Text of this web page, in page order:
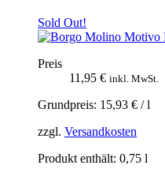
Sold Out!
Preis
11,95 € inkl. MwSt.
Grundpreis: 15,93 € /l
zzgl. Versandkosten
Produkt enthält: 0,75 l